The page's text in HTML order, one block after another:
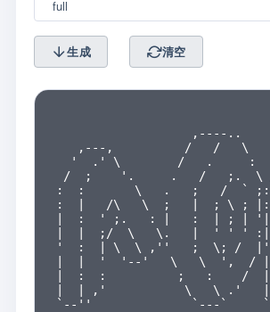
生成 清空
,---,          /   /   \
'  .' \        /   .     :
/  ;    '.     .   /   ;.  \
:  :       \   .   ;   /  `
:  |   /\   \  ;   |  ; \ ;
|  :  ' ;.   : |   :  | ; |
|  |  ;/  \   \.   |  ' ' '
'  :  | \  \ ,''   ;  \; /
|  |  '  '--'   \   \  ',  /
|  :  :          ;   :    /
|  | ,'           \   \ .'
`--''              `---`